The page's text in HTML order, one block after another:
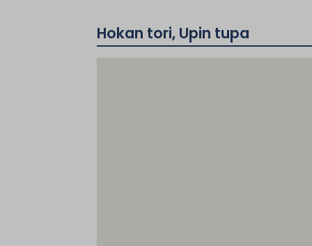
Hokan tori, Upin tupa